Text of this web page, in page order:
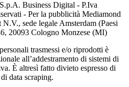
Business Digital - P.Iva
- Per la pubblicità Mediamond
sede legale Amsterdam (Paesi
20093 Cologno Monzese (MI)
trasmessi e/o riprodotti è
all’addestramento di sistemi di
È altresì fatto divieto espresso di
data scraping.